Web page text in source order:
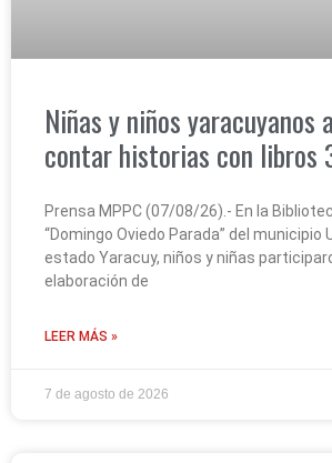
Niñas y niños yaracuyanos
contar historias con libros
Prensa MPPC (07/08/26).- En la
“Domingo Oviedo Parada” del municipio
estado Yaracuy, niños y niñas
elaboración de
LEER MÁS »
7 de agosto de 2026